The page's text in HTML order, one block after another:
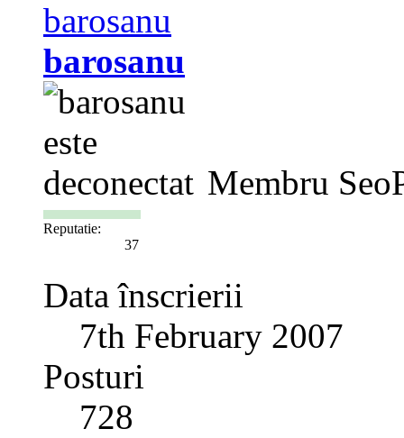
barosanu
Membru
Reputatie:
37
Data înscrierii
7th February 2007
Posturi
728